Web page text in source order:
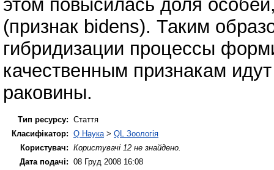
этом повысилась доля
(признак bidens). Таким
гибридизации процессы
качественным признакам
раковины.
Тип ресурсу: Стаття
Класифікатор: Q Наука > QL Зоологія
Користувач: Користувачі 12 не знайдено.
Дата подачі: 08 Груд 2008 16:08